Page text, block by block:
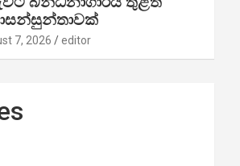
7, 2026 editor